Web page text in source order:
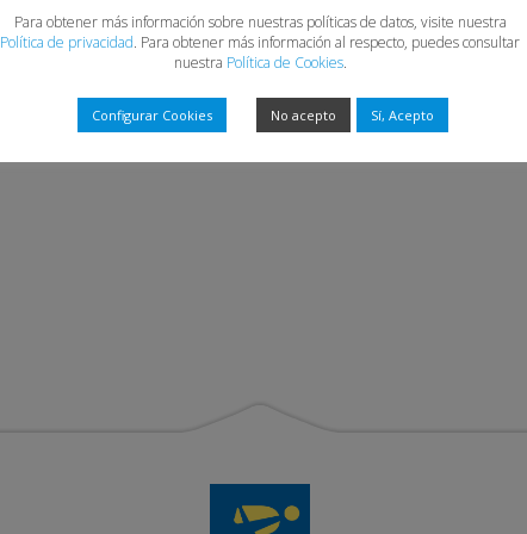
Para obtener más información sobre nuestras políticas de datos, visite nuestra
Política de privacidad. Para obtener más información al respecto, puedes consultar
nuestra Política de Cookies.
Configurar Cookies No acepto Sí, Acepto